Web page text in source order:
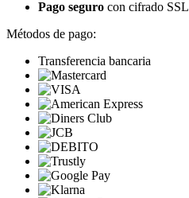
Pago seguro con cifrado SSL
Métodos de pago:
Transferencia bancaria